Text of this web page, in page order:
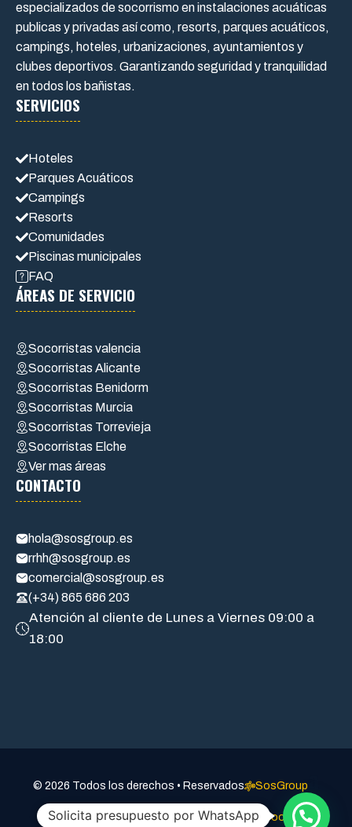
especializados de socorrismo en instalaciones acuáticas
publicas y privadas así como, resorts, parques acuáticos,
campings, hoteles, urbanizaciones, ayuntamientos y
clubes deportivos. Garantizando seguridad y tranquilidad
en todos los bañistas.
SERVICIOS
Hoteles
Parques Acuáticos
Campings
Resorts
Comunidades
Piscinas municipales
FAQ
ÁREAS DE SERVICIO
Socorristas valencia
Socorristas Alicante
Socorristas Benidorm
Socorristas Murcia
Socorristas Torrevieja
Socorristas Elche
Ver mas áreas
CONTACTO
hola@sosgroup.es
rrhh@sosgroup.es
comercial@sosgroup.es
(+34) 865 686 203
Atención al cliente de Lunes a Viernes 09:00 a
18:00
© 2026 Todos los derechos • Reservados SosGroup
Aviso legalPolitica de privacidad Política de cookies
Solicita presupuesto por WhatsApp